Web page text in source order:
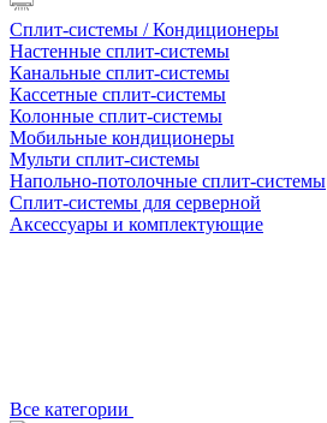
Сплит-системы / Кондиционеры
Настенные сплит-системы
Канальные сплит-системы
Кассетные сплит-системы
Колонные сплит-системы
Мобильные кондиционеры
Мульти сплит-системы
Напольно-потолочные сплит-системы
Сплит-системы для серверной
Аксессуары и комплектующие
Все категории